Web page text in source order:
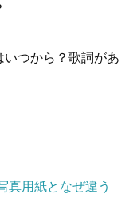
つから？歌詞があ
真用紙となぜ違う